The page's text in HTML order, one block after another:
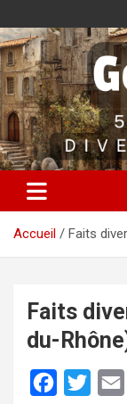
Aller
au
contenu
500 ans de faits
Accueil Faits
Faits
du-